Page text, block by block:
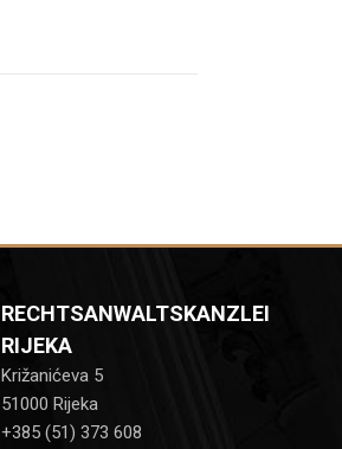
RECHTSANWALTSKANZLEI
RIJEKA
Križanićeva 5
51000 Rijeka
+385 (51) 373 608